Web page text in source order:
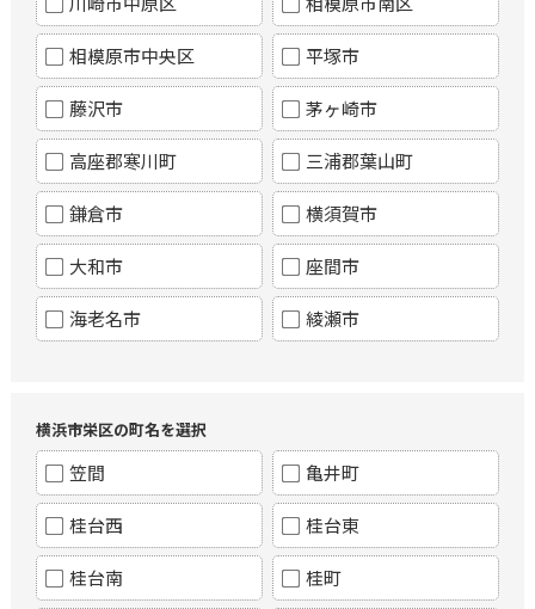
相模原市中央区 平塚市
藤沢市 茅ヶ崎市
高座郡寒川町 三浦郡葉山町
鎌倉市 横須賀市
大和市 座間市
海老名市 綾瀬市
横浜市栄区の町名を選択
笠間 亀井町
桂台西 桂台東
桂台南 桂町